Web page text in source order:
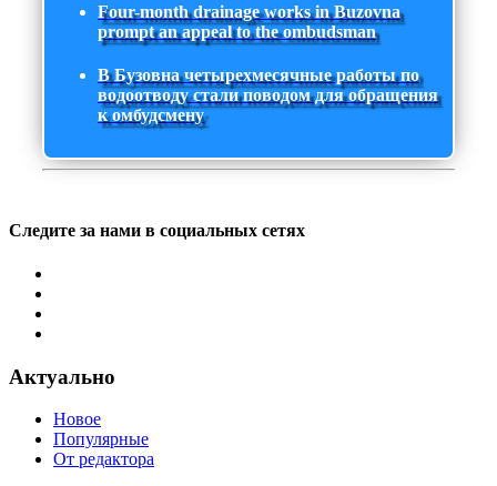
Four-month drainage works in Buzovna
prompt an appeal to the ombudsman
В Бузовна четырехмесячные работы по
водоотводу стали поводом для обращения
к омбудсмену
Следите за нами в социальных сетях
Актуально
Новое
Популярные
От редактора